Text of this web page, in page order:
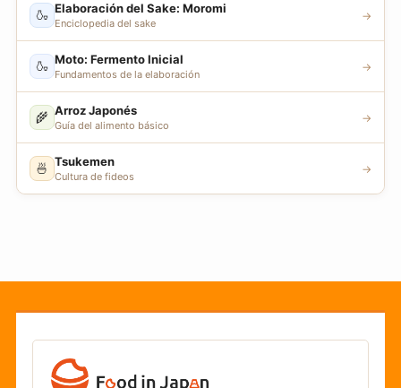
🍶 Elaboración del Sake: Moromi
Enciclopedia del sake
→
🍶 Moto: Fermento Inicial
Fundamentos de la elaboración
→
🌾 Arroz Japonés
Guía del alimento básico
→
🍜 Tsukemen
Cultura de fideos
→